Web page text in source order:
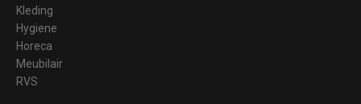
Kleding
Hygiene
Horeca
Meubilair
RVS